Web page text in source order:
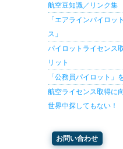
航空豆知識／リンク集
「エアラインパイロッ
ス」
パイロットライセンス
リット
「公務員パイロット」
航空ライセンス取得に
世界中探してもない！
お問い合わせ